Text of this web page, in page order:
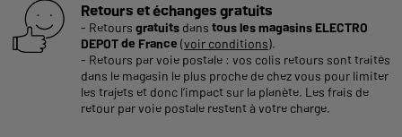
Retours et échanges gratuits
- Retours gratuits dans tous les magasins ELECTRO
DEPOT de France (voir conditions).
- Retours par voie postale : vos colis retours sont traités
dans le magasin le plus proche de chez vous pour limiter
les trajets et donc l’impact sur la planète. Les frais de
retour par voie postale restent à votre charge.